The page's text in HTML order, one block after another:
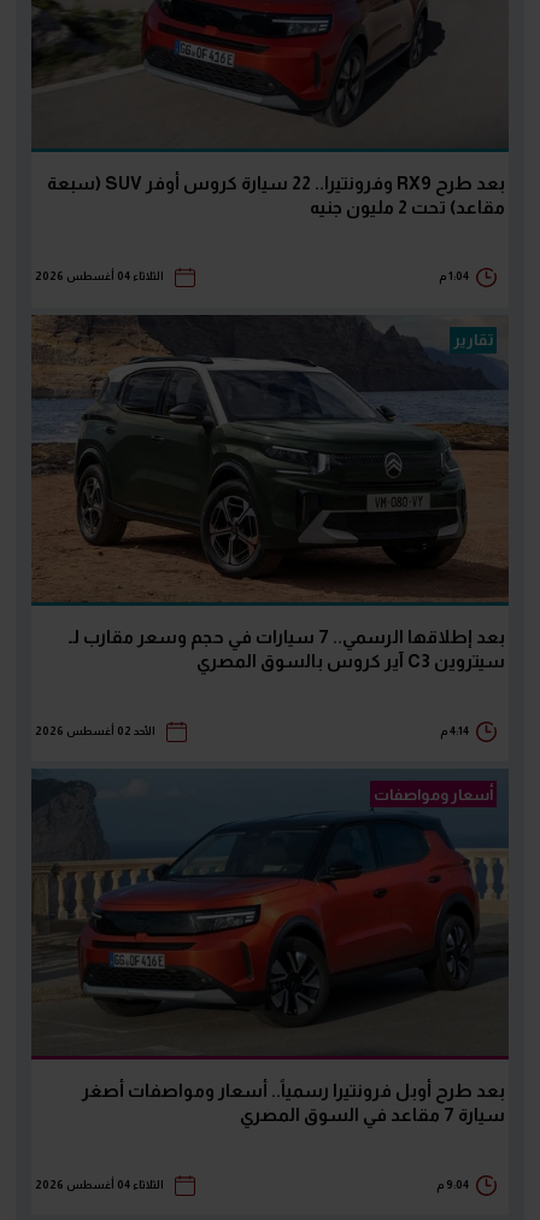
بعد طرح RX9 وفرونتيرا.. 22 سيارة كروس أوفر SUV (سبعة
مقاعد) تحت 2 مليون جنيه
1:04 م الثلاثاء 04 أغسطس 2026
تقارير
بعد إطلاقها الرسمي.. 7 سيارات في حجم وسعر مقارب لـ
سيتروين C3 آير كروس بالسوق المصري
4:14 م الأحد 02 أغسطس 2026
أسعار ومواصفات
بعد طرح أوبل فرونتيرا رسمياً.. أسعار ومواصفات أصغر
سيارة 7 مقاعد في السوق المصري
9:04 م الثلاثاء 04 أغسطس 2026